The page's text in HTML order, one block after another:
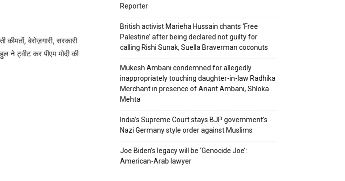
बेरोज़गारी, सरकारी
ने ट्वीट कर पीएम मोदी की
Reporter
British activist Marieha Hussain chants ‘Free
Palestine’ after being declared not guilty for
calling Rishi Sunak, Suella Braverman coconuts
Mukesh Ambani condemned for allegedly
inappropriately touching daughter-in-law Radhika
Merchant in presence of Anant Ambani, Shloka
Mehta
India’s Supreme Court stays BJP government’s
Nazi Germany style order against Muslims
Joe Biden’s legacy will be ‘Genocide Joe’:
American-Arab lawyer